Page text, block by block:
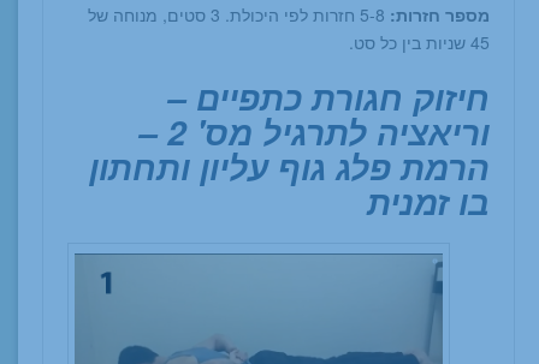
מספר חזרות:
5-8 חזרות לפי היכולת. 3 סטים, מנוחה של
45 שניות בין כל סט.
חיזוק חגורת כתפיים –
וריאציה לתרגיל מס' 2 –
הרמת פלג גוף עליון ותחתון
בו זמנית